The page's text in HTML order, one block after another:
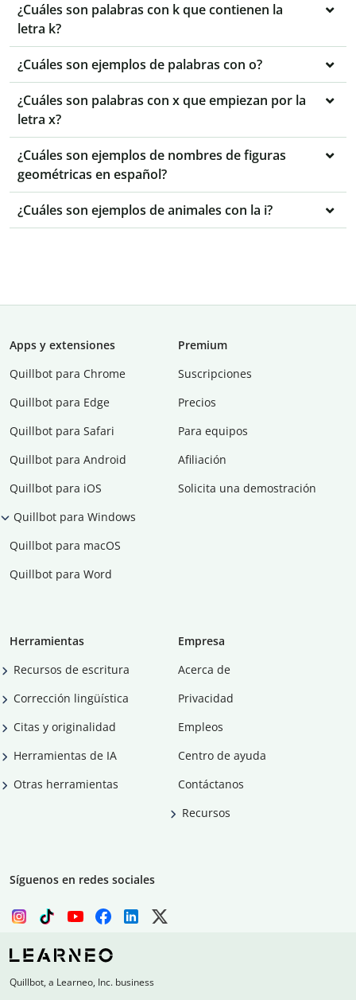
¿Cuáles son palabras con k que contienen la
letra k?
¿Cuáles son ejemplos de palabras con o?
¿Cuáles son palabras con x que empiezan por la
letra x?
¿Cuáles son ejemplos de nombres de figuras
geométricas en español?
¿Cuáles son ejemplos de animales con la i?
Apps y extensiones
Quillbot para Chrome
Quillbot para Edge
Quillbot para Safari
Quillbot para Android
Quillbot para iOS
Quillbot para Windows
Quillbot para macOS
Quillbot para Word
Premium
Suscripciones
Precios
Para equipos
Afiliación
Solicita una demostración
Herramientas
Recursos de escritura
Corrección lingüística
Citas y originalidad
Herramientas de IA
Otras herramientas
Empresa
Acerca de
Privacidad
Empleos
Centro de ayuda
Contáctanos
Recursos
Síguenos en redes sociales
Quillbot, a Learneo, Inc. business